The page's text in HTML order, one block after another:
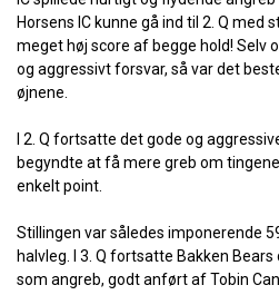
Horsens IC kunne gå ind til 2. Q med
meget høj score af begge hold! Selv
og aggressivt forsvar, så var det
øjnene.
I 2. Q fortsatte det gode og
begyndte at få mere greb om
enkelt point.
Stillingen var således imponerende
halvleg. I 3. Q fortsatte Bakken
som angreb, godt anført af Tobin